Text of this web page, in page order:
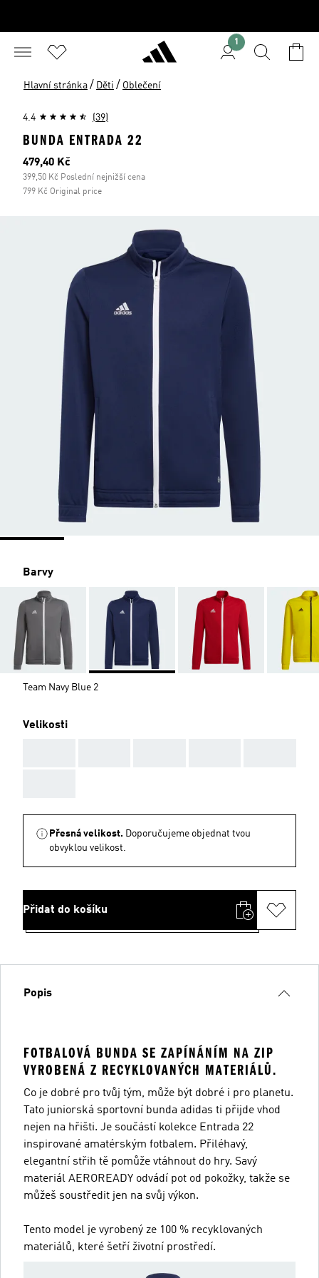
1
Hlavní stránka / Děti / Oblečení
4.4 (39)
BUNDA ENTRADA 22
Aktuální cena
479,40 Kč
399,50 Kč Poslední nejnižší cena
799 Kč Original price
Barvy
Team Navy Blue 2
Velikosti
Přesná velikost. Doporučujeme objednat tvou
obvyklou velikost.
Přidat do košíku
Popis
FOTBALOVÁ BUNDA SE ZAPÍNÁNÍM NA ZIP
VYROBENÁ Z RECYKLOVANÝCH MATERIÁLŮ.
Co je dobré pro tvůj tým, může být dobré i pro planetu.
Tato juniorská sportovní bunda adidas ti přijde vhod
nejen na hřišti. Je součástí kolekce Entrada 22
inspirované amatérským fotbalem. Přiléhavý,
elegantní střih tě pomůže vtáhnout do hry. Savý
materiál AEROREADY odvádí pot od pokožky, takže se
můžeš soustředit jen na svůj výkon.
Tento model je vyrobený ze 100 % recyklovaných
materiálů, které šetří životní prostředí.